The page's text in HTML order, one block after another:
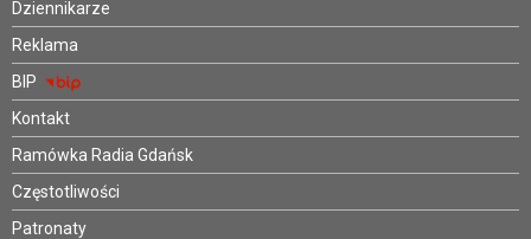
Dziennikarze
Reklama
BIP
Kontakt
Ramówka Radia Gdańsk
Częstotliwości
Patronaty